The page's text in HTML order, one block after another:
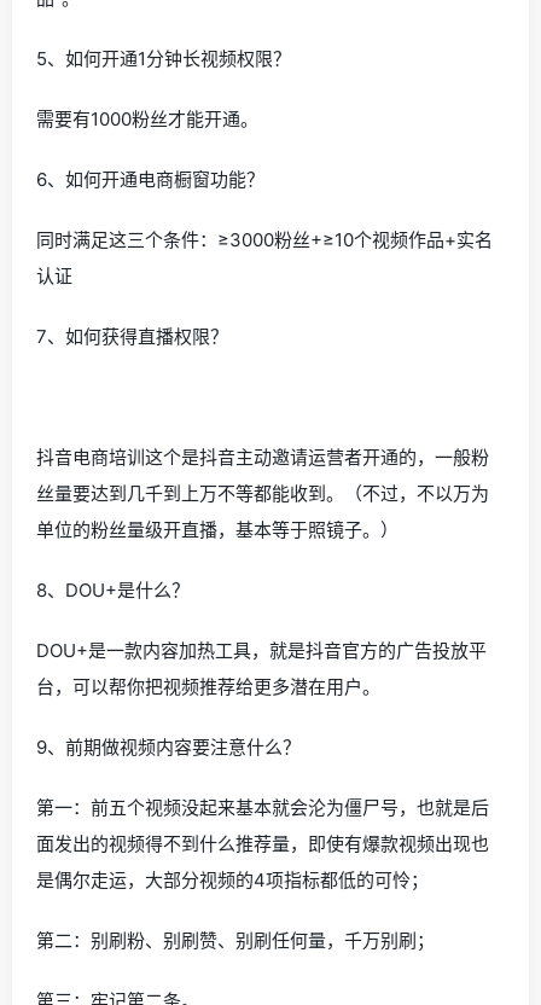
5、如何开通1分钟长视频权限？
需要有1000粉丝才能开通。
6、如何开通电商橱窗功能？
同时满足这三个条件：≥3000粉丝+≥10个视频作品+实名
认证
7、如何获得直播权限？
抖音电商培训这个是抖音主动邀请运营者开通的，一般粉
丝量要达到几千到上万不等都能收到。（不过，不以万为
单位的粉丝量级开直播，基本等于照镜子。）
8、DOU+是什么？
DOU+是一款内容加热工具，就是抖音官方的广告投放平
台，可以帮你把视频推荐给更多潜在用户。
9、前期做视频内容要注意什么？
第一：前五个视频没起来基本就会沦为僵尸号，也就是后
面发出的视频得不到什么推荐量，即使有爆款视频出现也
是偶尔走运，大部分视频的4项指标都低的可怜；
第二：别刷粉、别刷赞、别刷任何量，千万别刷；